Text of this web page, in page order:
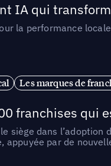
IA qui
la performance
Les marques de
franchises qui
siège dans
par de